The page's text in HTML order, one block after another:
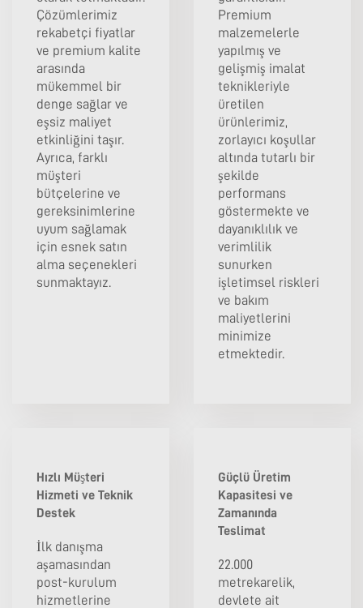
Çözümlerimiz
rekabetçi fiyatlar
ve premium kalite
arasında
mükemmel bir
denge sağlar ve
eşsiz maliyet
etkinliğini taşır.
Ayrıca, farklı
müşteri
bütçelerine ve
gereksinimlerine
uyum sağlamak
için esnek satın
alma seçenekleri
sunmaktayız.
Premium
malzemelerle
yapılmış ve
gelişmiş imalat
teknikleriyle
üretilen
ürünlerimiz,
zorlayıcı koşullar
altında tutarlı bir
şekilde
performans
göstermekte ve
dayanıklılık ve
verimlilik
sunurken
işletimsel riskleri
ve bakım
maliyetlerini
minimize
etmektedir.
Hızlı Müşteri
Hizmeti ve Teknik
Destek
İlk danışma
aşamasından
post-kurulum
hizmetlerine
Güçlü Üretim
Kapasitesi ve
Zamanında
Teslimat
22.000
metrekarelik,
devlete ait